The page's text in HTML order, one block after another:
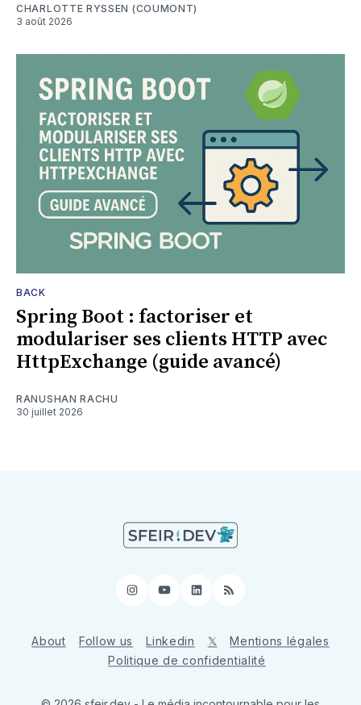
CHARLOTTE RYSSEN (COUMONT)
3 août 2026
BACK
Spring Boot : factoriser et
modulariser ses clients HTTP avec
HttpExchange (guide avancé)
RANUSHAN RACHU
30 juillet 2026
Instagram
YouTubeLinkedIn
RSS
About Follow us Linkedin 𝕏
Mentions légales
Politique de confidentialité